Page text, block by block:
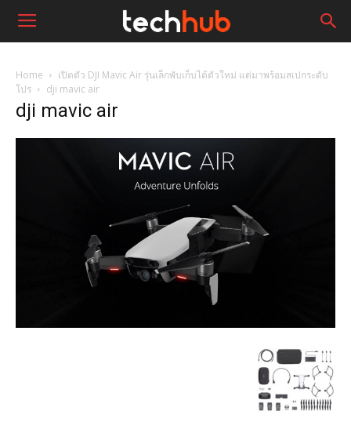
Home
เปิดตัว DJI Mavic Air รุ่นเล็กพับเก็บได้ตัวใหม่ แต่มาพร้อมสเปกระดับ
โปร
dji mavic air
dji mavic air